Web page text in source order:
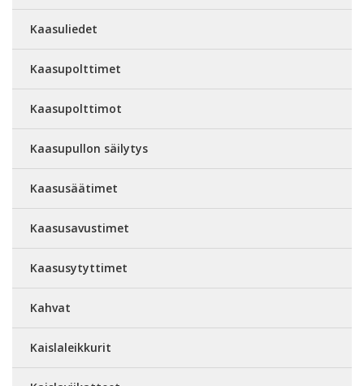
Kaasuliedet
Kaasupolttimet
Kaasupolttimot
Kaasupullon säilytys
Kaasusäätimet
Kaasusavustimet
Kaasusytyttimet
Kahvat
Kaislaleikkurit